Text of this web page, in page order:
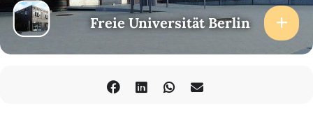
Freie Universität Berlin
EXC 2020 "Temporal Communities"
Room 00.05
Freie Universität Berlin